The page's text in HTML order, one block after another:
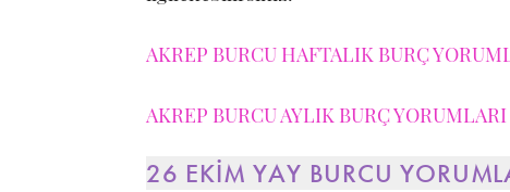
AKREP BURCU HAFTALIK BURÇ
AKREP BURCU AYLIK BURÇ
26 EKİM YAY BURCU